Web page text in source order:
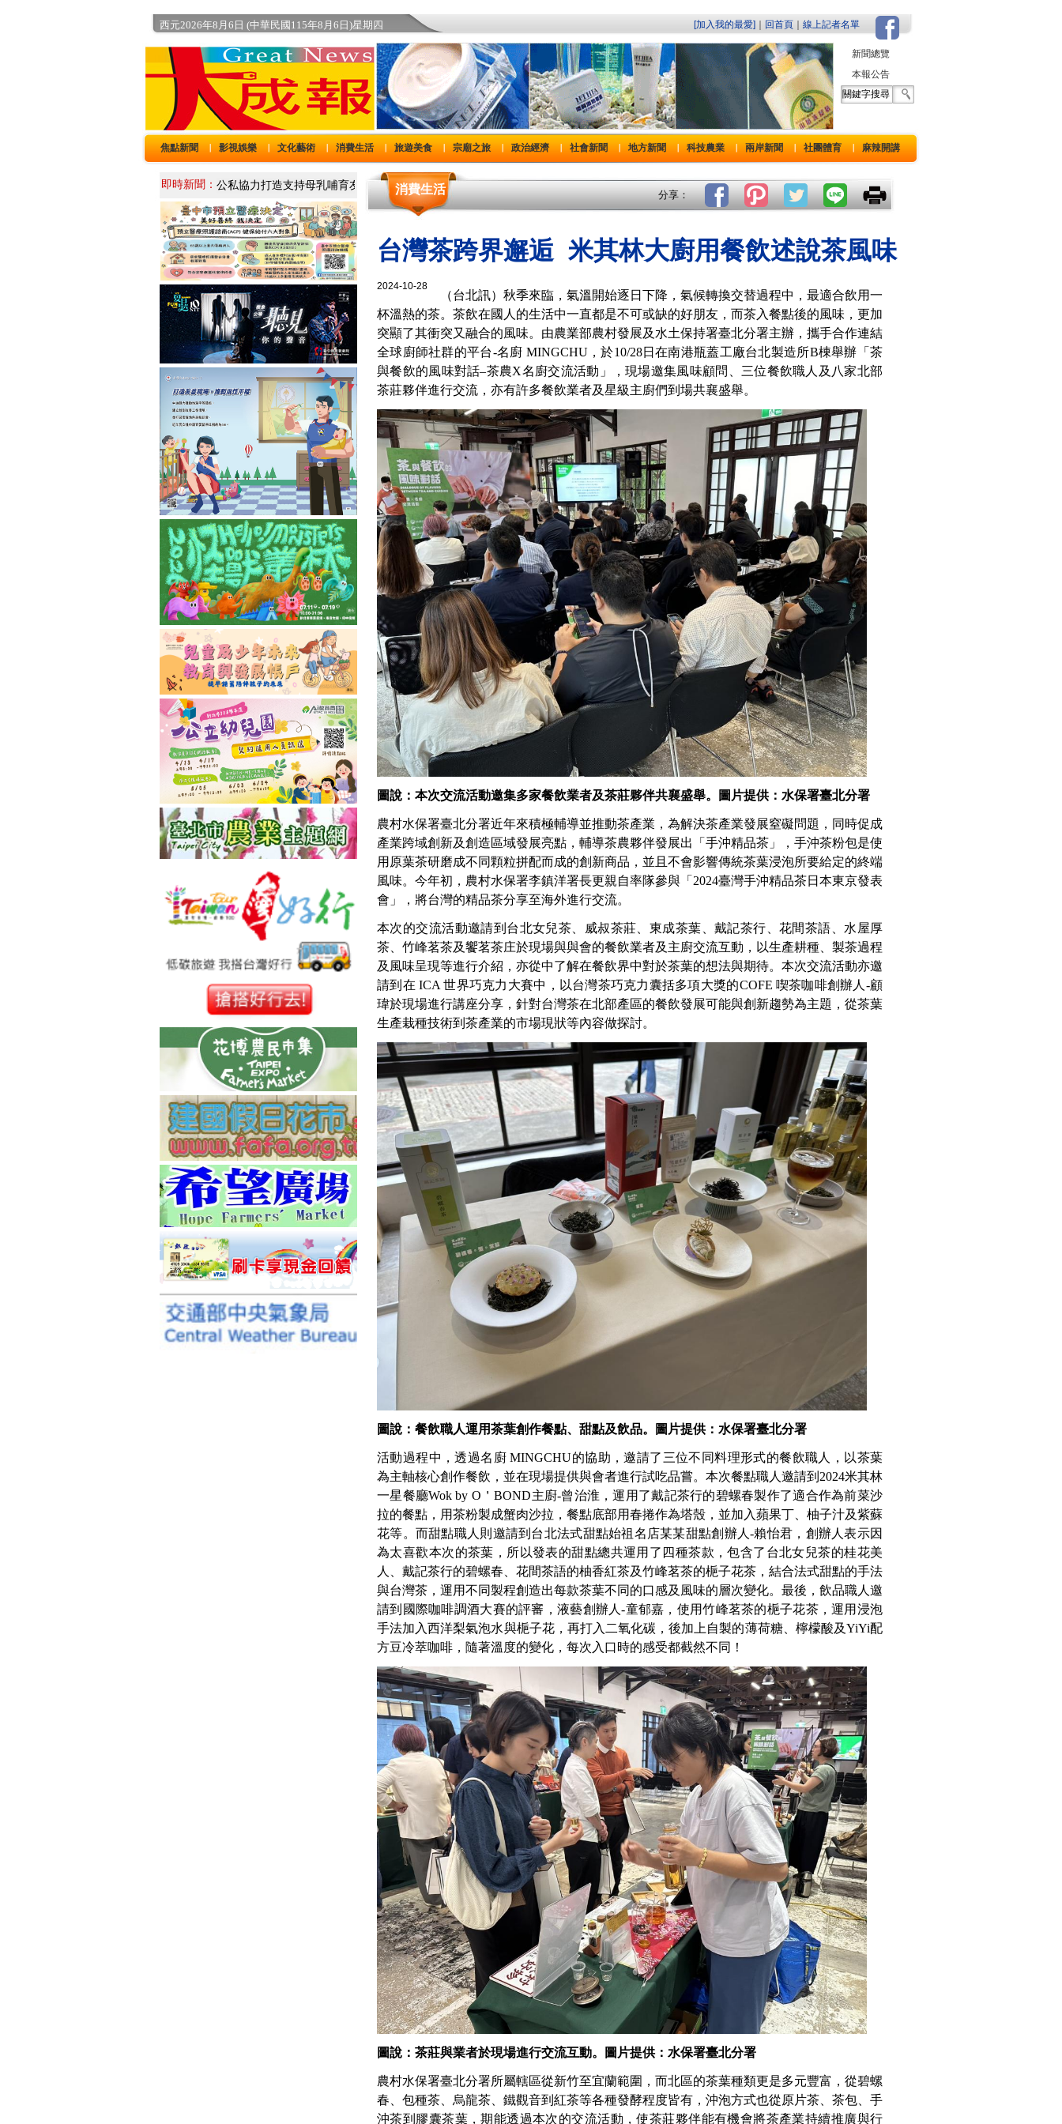
西元2026年8月6日 (中華民國115年8月6日)星期四 [加入我的最愛] 回首頁 線上記者名單
新聞總覽
本報公告
焦點新聞 影視娛樂 文化藝術 消費生活 旅遊美食 宗廟之旅 政治經濟 社會新聞 地方新聞 科技農業 兩岸新聞 社團體育 麻辣開講
即時新聞： 消費生活 分享：
台灣茶跨界邂逅 米其林大廚用餐飲述說茶風味
2024-10-28
（台北訊）秋季來臨，氣溫開始逐日下降，氣候轉換交替過程中，最適合飲用一
杯溫熱的茶。茶飲在國人的生活中一直都是不可或缺的好朋友，而茶入餐點後的風味，更加
突顯了其衝突又融合的風味。由農業部農村發展及水土保持署臺北分署主辦，攜手合作連結
全球廚師社群的平台-名廚 MINGCHU，於10/28日在南港瓶蓋工廠台北製造所B棟舉辦「茶
與餐飲的風味對話–茶農X名廚交流活動」，現場邀集風味顧問、三位餐飲職人及八家北部
茶莊夥伴進行交流，亦有許多餐飲業者及星級主廚們到場共襄盛舉。
圖說：本次交流活動邀集多家餐飲業者及茶莊夥伴共襄盛舉。圖片提供：水保署臺北分署
農村水保署臺北分署近年來積極輔導並推動茶產業，為解決茶產業發展窒礙問題，同時促成
產業跨域創新及創造區域發展亮點，輔導茶農夥伴發展出「手沖精品茶」，手沖茶粉包是使
用原葉茶研磨成不同顆粒拼配而成的創新商品，並且不會影響傳統茶葉浸泡所要給定的終端
風味。今年初，農村水保署李鎮洋署長更親自率隊參與「2024臺灣手沖精品茶日本東京發表
會」，將台灣的精品茶分享至海外進行交流。
本次的交流活動邀請到台北女兒茶、威叔茶莊、東成茶葉、戴記茶行、花間茶語、水屋厚
茶、竹峰茗茶及饗茗茶庄於現場與與會的餐飲業者及主廚交流互動，以生產耕種、製茶過程
及風味呈現等進行介紹，亦從中了解在餐飲界中對於茶葉的想法與期待。本次交流活動亦邀
請到在 ICA 世界巧克力大賽中，以台灣茶巧克力囊括多項大獎的COFE 喫茶咖啡創辦人-顧
瑋於現場進行講座分享，針對台灣茶在北部產區的餐飲發展可能與創新趨勢為主題，從茶葉
生產栽種技術到茶產業的市場現狀等內容做探討。
圖說：餐飲職人運用茶葉創作餐點、甜點及飲品。圖片提供：水保署臺北分署
活動過程中，透過名廚 MINGCHU的協助，邀請了三位不同料理形式的餐飲職人，以茶葉
為主軸核心創作餐飲，並在現場提供與會者進行試吃品嘗。本次餐點職人邀請到2024米其林
一星餐廳Wok by O＇BOND主廚-曾治淮，運用了戴記茶行的碧螺春製作了適合作為前菜沙
拉的餐點，用茶粉製成蟹肉沙拉，餐點底部用春捲作為塔殼，並加入蘋果丁、柚子汁及紫蘇
花等。而甜點職人則邀請到台北法式甜點始祖名店某某甜點創辦人-賴怡君，創辦人表示因
為太喜歡本次的茶葉，所以發表的甜點總共運用了四種茶款，包含了台北女兒茶的桂花美
人、戴記茶行的碧螺春、花間茶語的柚香紅茶及竹峰茗茶的梔子花茶，結合法式甜點的手法
與台灣茶，運用不同製程創造出每款茶葉不同的口感及風味的層次變化。最後，飲品職人邀
請到國際咖啡調酒大賽的評審，液藝創辦人-童郁嘉，使用竹峰茗茶的梔子花茶，運用浸泡
手法加入西洋梨氣泡水與梔子花，再打入二氧化碳，後加上自製的薄荷糖、檸檬酸及YiYi配
方豆冷萃咖啡，隨著溫度的變化，每次入口時的感受都截然不同！
圖說：茶莊與業者於現場進行交流互動。圖片提供：水保署臺北分署
農村水保署臺北分署所屬轄區從新竹至宜蘭範圍，而北區的茶葉種類更是多元豐富，從碧螺
春、包種茶、烏龍茶、鐵觀音到紅茶等各種發酵程度皆有，沖泡方式也從原片茶、茶包、手
沖茶到膠囊茶葉，期能透過本次的交流活動，使茶莊夥伴能有機會將茶產業持續推廣與行